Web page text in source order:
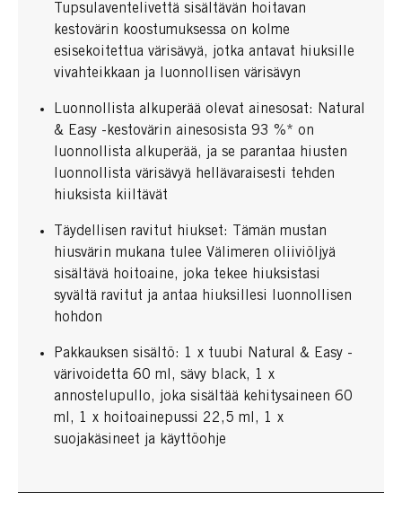
Tupsulaventelivettä sisältävän hoitavan
kestovärin koostumuksessa on kolme
esisekoitettua värisävyä, jotka antavat hiuksille
vivahteikkaan ja luonnollisen värisävyn
Luonnollista alkuperää olevat ainesosat: Natural
& Easy -kestovärin ainesosista 93 %* on
luonnollista alkuperää, ja se parantaa hiusten
luonnollista värisävyä hellävaraisesti tehden
hiuksista kiiltävät
Täydellisen ravitut hiukset: Tämän mustan
hiusvärin mukana tulee Välimeren oliiviöljyä
sisältävä hoitoaine, joka tekee hiuksistasi
syvältä ravitut ja antaa hiuksillesi luonnollisen
hohdon
Pakkauksen sisältö: 1 x tuubi Natural & Easy -
värivoidetta 60 ml, sävy black, 1 x
annostelupullo, joka sisältää kehitysaineen 60
ml, 1 x hoitoainepussi 22,5 ml, 1 x
suojakäsineet ja käyttöohje